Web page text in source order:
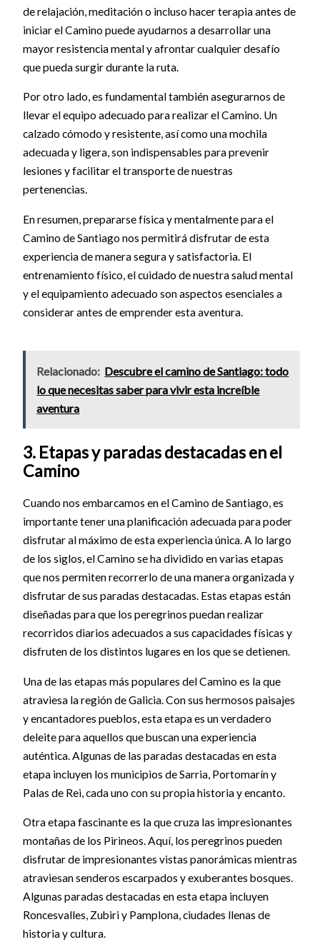
de relajación, meditación o incluso hacer terapia antes de
iniciar el Camino puede ayudarnos a desarrollar una
mayor resistencia mental y afrontar cualquier desafío
que pueda surgir durante la ruta.
Por otro lado, es fundamental también asegurarnos de
llevar el equipo adecuado para realizar el Camino. Un
calzado cómodo y resistente, así como una mochila
adecuada y ligera, son indispensables para prevenir
lesiones y facilitar el transporte de nuestras
pertenencias.
En resumen, prepararse física y mentalmente para el
Camino de Santiago nos permitirá disfrutar de esta
experiencia de manera segura y satisfactoria. El
entrenamiento físico, el cuidado de nuestra salud mental
y el equipamiento adecuado son aspectos esenciales a
considerar antes de emprender esta aventura.
Relacionado: Descubre el camino de Santiago: todo
lo que necesitas saber para vivir esta increíble
aventura
3. Etapas y paradas destacadas en el
Camino
Cuando nos embarcamos en el Camino de Santiago, es
importante tener una planificación adecuada para poder
disfrutar al máximo de esta experiencia única. A lo largo
de los siglos, el Camino se ha dividido en varias etapas
que nos permiten recorrerlo de una manera organizada y
disfrutar de sus paradas destacadas. Estas etapas están
diseñadas para que los peregrinos puedan realizar
recorridos diarios adecuados a sus capacidades físicas y
disfruten de los distintos lugares en los que se detienen.
Una de las etapas más populares del Camino es la que
atraviesa la región de Galicia. Con sus hermosos paisajes
y encantadores pueblos, esta etapa es un verdadero
deleite para aquellos que buscan una experiencia
auténtica. Algunas de las paradas destacadas en esta
etapa incluyen los municipios de Sarria, Portomarín y
Palas de Rei, cada uno con su propia historia y encanto.
Otra etapa fascinante es la que cruza las impresionantes
montañas de los Pirineos. Aquí, los peregrinos pueden
disfrutar de impresionantes vistas panorámicas mientras
atraviesan senderos escarpados y exuberantes bosques.
Algunas paradas destacadas en esta etapa incluyen
Roncesvalles, Zubiri y Pamplona, ciudades llenas de
historia y cultura.